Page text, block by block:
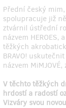
Přední český
spolupracuje již
ztvárnil ústřední
názvem
těžkých
BRAVO!
názvem
V těchto těžkých
hrdostí a radostí
Vizváry svou